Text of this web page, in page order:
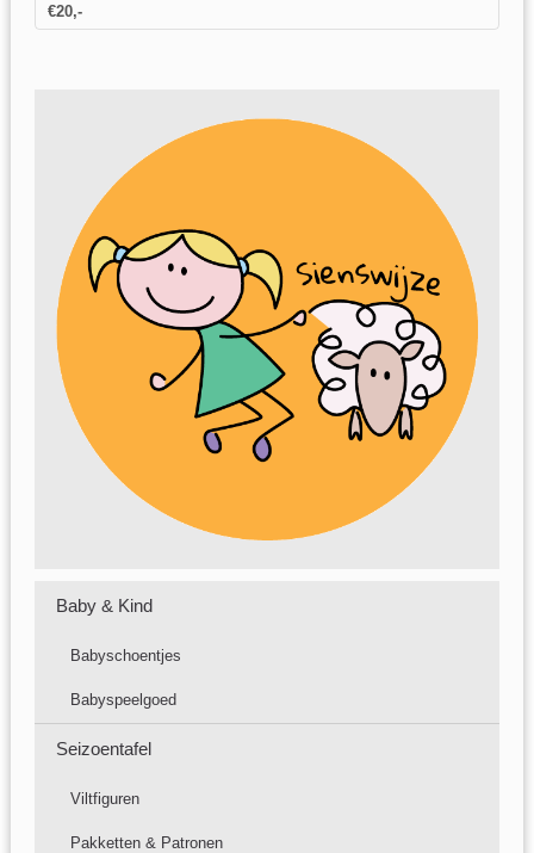
€20,-
Baby & Kind
Babyschoentjes
Babyspeelgoed
Seizoentafel
Viltfiguren
Pakketten & Patronen